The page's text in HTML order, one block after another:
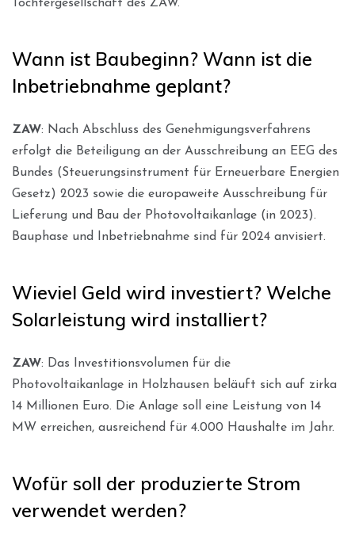
Tochtergesellschaft des ZAW.
Wann ist Baubeginn? Wann ist die
Inbetriebnahme geplant?
ZAW: Nach Abschluss des Genehmigungsverfahrens
erfolgt die Beteiligung an der Ausschreibung an EEG des
Bundes (Steuerungsinstrument für Erneuerbare Energien
Gesetz) 2023 sowie die europaweite Ausschreibung für
Lieferung und Bau der Photovoltaikanlage (in 2023).
Bauphase und Inbetriebnahme sind für 2024 anvisiert.
Wieviel Geld wird investiert? Welche
Solarleistung wird installiert?
ZAW: Das Investitionsvolumen für die
Photovoltaikanlage in Holzhausen beläuft sich auf zirka
14 Millionen Euro. Die Anlage soll eine Leistung von 14
MW erreichen, ausreichend für 4.000 Haushalte im Jahr.
Wofür soll der produzierte Strom
verwendet werden?